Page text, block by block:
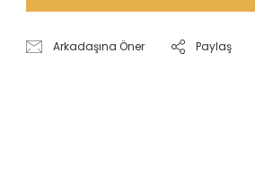
Arkadaşına Öner Paylaş